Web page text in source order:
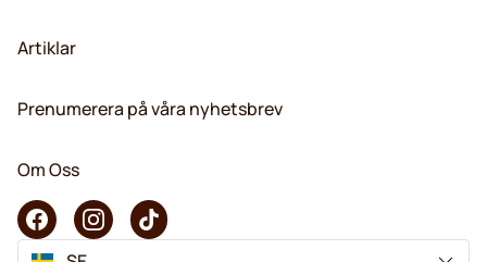
Artiklar
Prenumerera på våra nyhetsbrev
Om Oss